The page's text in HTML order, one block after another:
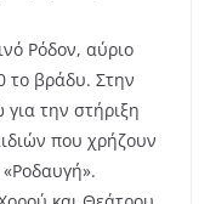
Ρόδον, αύριο
το βράδυ. Στην
για την στήριξη
που χρήζουν